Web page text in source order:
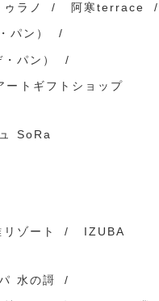
ラノ 阿寒terrace
パン）
パン）
ートギフトショップ
SoRa
ゾート IZUBA
水の謌